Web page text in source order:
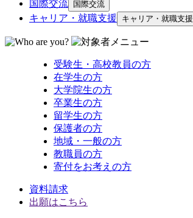
国際交流 国際交流
キャリア・就職支援 キャリア・就職支援
受験生・高校教員の方
在学生の方
大学院生の方
卒業生の方
留学生の方
保護者の方
地域・一般の方
教職員の方
寄付をお考えの方
資料請求
出願はこちら